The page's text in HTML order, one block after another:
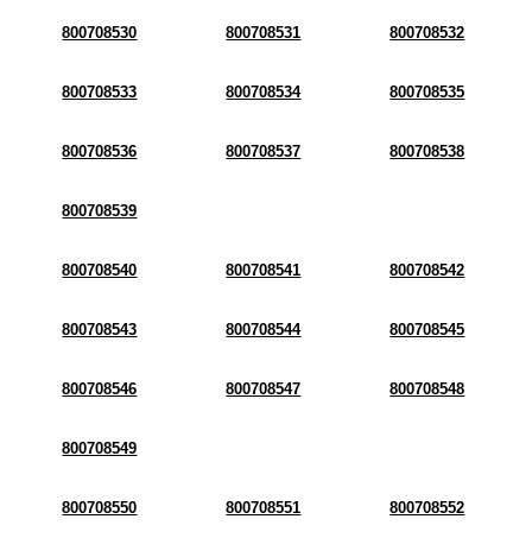
800708530 800708531 800708532
800708533 800708534 800708535
800708536 800708537 800708538
800708539
800708540 800708541 800708542
800708543 800708544 800708545
800708546 800708547 800708548
800708549
800708550 800708551 800708552